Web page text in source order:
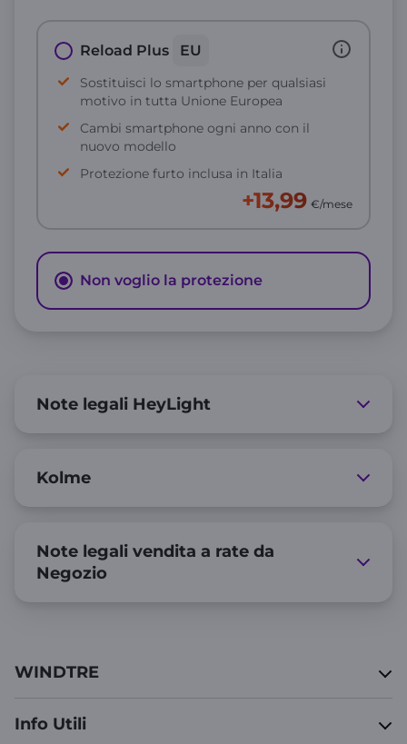
Reload Plus EU
Sostituisci lo smartphone per qualsiasi
motivo in tutta Unione Europea
Cambi smartphone ogni anno con il
nuovo modello
Protezione furto inclusa in Italia
+13,99 €/mese
Non voglio la protezione
Note legali HeyLight
Kolme
Note legali vendita a rate da
Negozio
WINDTRE
Info Utili